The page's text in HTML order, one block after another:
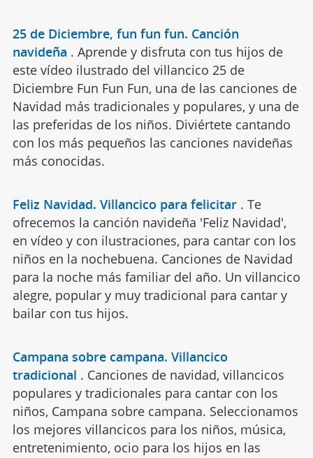
25 de Diciembre, fun fun fun. Canción
navideña . Aprende y disfruta con tus hijos de
este vídeo ilustrado del villancico 25 de
Diciembre Fun Fun Fun, una de las canciones de
Navidad más tradicionales y populares, y una de
las preferidas de los niños. Diviértete cantando
con los más pequeños las canciones navideñas
más conocidas.
Feliz Navidad. Villancico para felicitar . Te
ofrecemos la canción navideña 'Feliz Navidad',
en vídeo y con ilustraciones, para cantar con los
niños en la nochebuena. Canciones de Navidad
para la noche más familiar del año. Un villancico
alegre, popular y muy tradicional para cantar y
bailar con tus hijos.
Campana sobre campana. Villancico
tradicional . Canciones de navidad, villancicos
populares y tradicionales para cantar con los
niños, Campana sobre campana. Seleccionamos
los mejores villancicos para los niños, música,
entretenimiento, ocio para los hijos en las